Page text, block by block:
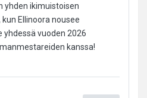
yhden ikimuistoisen
kun Ellinoora nousee
yhdessä vuoden 2026
kanssa!